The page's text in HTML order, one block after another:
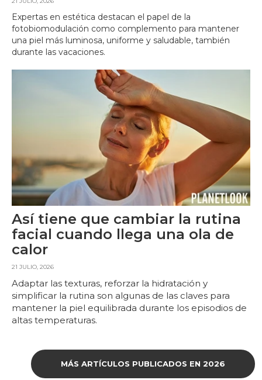
Expertas en estética destacan el papel de la
fotobiomodulación como complemento para mantener
una piel más luminosa, uniforme y saludable, también
durante las vacaciones.
Así tiene que cambiar la rutina
facial cuando llega una ola de
calor
21 JULIO, 2026
Adaptar las texturas, reforzar la hidratación y
simplificar la rutina son algunas de las claves para
mantener la piel equilibrada durante los episodios de
altas temperaturas.
MÁS ARTÍCULOS PUBLICADOS EN 2026